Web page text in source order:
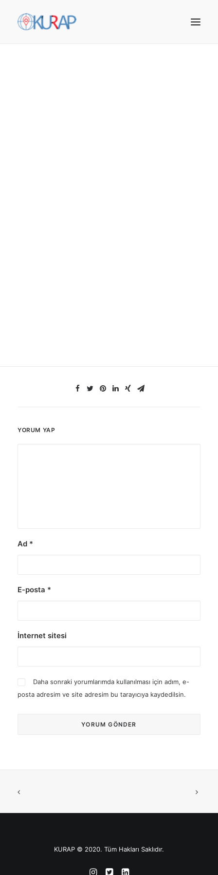
YORUM YAP
Ad *
E-posta *
İnternet sitesi
Daha sonraki yorumlarımda kullanılması için adım, e-
posta adresim ve site adresim bu tarayıcıya kaydedilsin.
KURAP © 2020. Tüm Hakları Saklıdır.